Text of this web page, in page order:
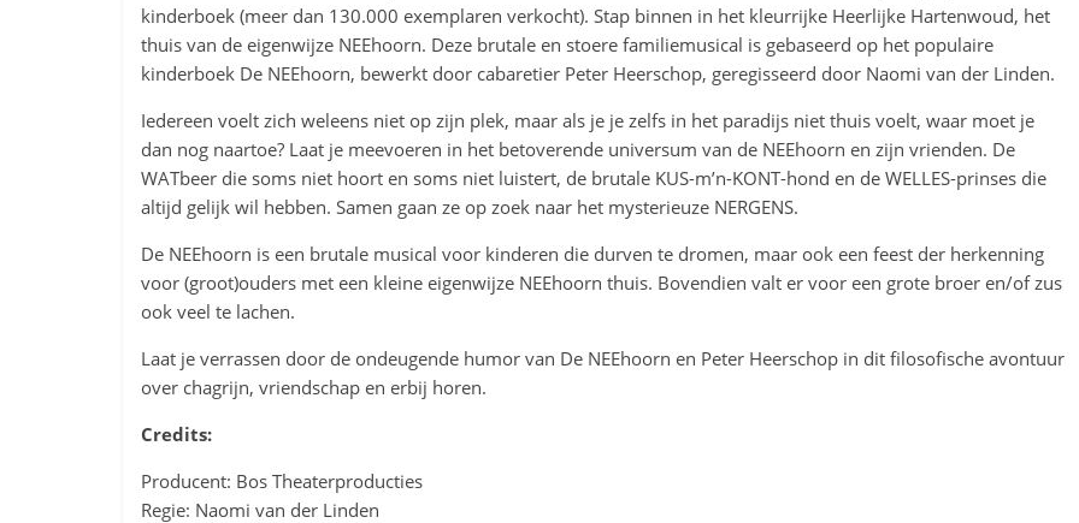
kinderboek (meer dan 130.000 exemplaren verkocht). Stap binnen in het kleurrijke Heerlijke Hartenwoud, het
thuis van de eigenwijze NEEhoorn. Deze brutale en stoere familiemusical is gebaseerd op het populaire
kinderboek De NEEhoorn, bewerkt door cabaretier Peter Heerschop, geregisseerd door Naomi van der Linden.
Iedereen voelt zich weleens niet op zijn plek, maar als je je zelfs in het paradijs niet thuis voelt, waar moet je
dan nog naartoe? Laat je meevoeren in het betoverende universum van de NEEhoorn en zijn vrienden. De
WATbeer die soms niet hoort en soms niet luistert, de brutale KUS-m’n-KONT-hond en de WELLES-prinses die
altijd gelijk wil hebben. Samen gaan ze op zoek naar het mysterieuze NERGENS.
De NEEhoorn is een brutale musical voor kinderen die durven te dromen, maar ook een feest der herkenning
voor (groot)ouders met een kleine eigenwijze NEEhoorn thuis. Bovendien valt er voor een grote broer en/of zus
ook veel te lachen.
Laat je verrassen door de ondeugende humor van De NEEhoorn en Peter Heerschop in dit filosofische avontuur
over chagrijn, vriendschap en erbij horen.
Credits:
Producent: Bos Theaterproducties
Regie: Naomi van der Linden